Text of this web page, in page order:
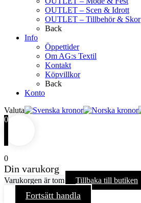
OUTLET – Scen & Idrott
OUTLET – Tillbehör & Skor
Back
Info
Öppettider
Om AG:s Textil
Kontakt
Köpvillkor
Back
Konto
Valuta
0
0
Din varukorg
Varukorgen är tom Tillbaka till butiken
Fortsätt handla